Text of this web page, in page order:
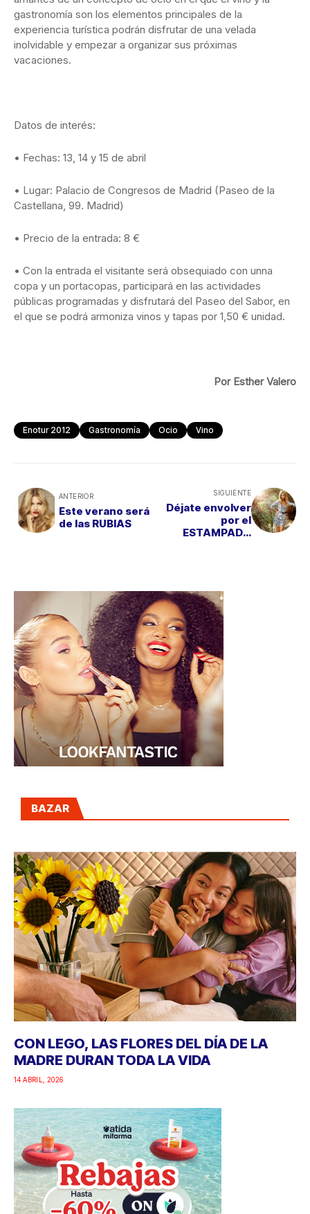
gastronomía son los elementos principales de la
experiencia turística podrán disfrutar de una velada
inolvidable y empezar a organizar sus próximas
vacaciones.
Datos de interés:
• Fechas: 13, 14 y 15 de abril
• Lugar: Palacio de Congresos de Madrid (Paseo de la
Castellana, 99. Madrid)
• Precio de la entrada: 8 €
• Con la entrada el visitante será obsequiado con unna
copa y un portacopas, participará en las actividades
públicas programadas y disfrutará del Paseo del Sabor, en
el que se podrá armoniza vinos y tapas por 1,50 € unidad.
Por Esther Valero
Enotur 2012 Gastronomía Ocio Vino
ANTERIOR
Este verano será
de las RUBIAS
SIGUIENTE
Déjate envolver
por el
ESTAMPADO
BAZAR
CON LEGO, LAS FLORES DEL DÍA DE LA
MADRE DURAN TODA LA VIDA
14 ABRIL, 2026